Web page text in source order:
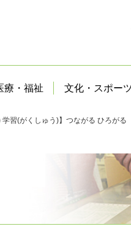
療・福祉 文化・スポー
学習(がくしゅう)】つながる ひろが